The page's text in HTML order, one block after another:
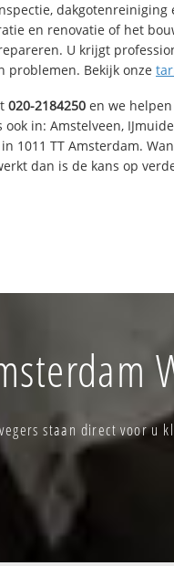
dakgotenreiniging
en renovatie of het
U krijgt
problemen. Bekijk onze
020-2184250 en we
in: Amstelveen,
1011 TT Amsterdam.
dan is de kans op
staan direct voor u